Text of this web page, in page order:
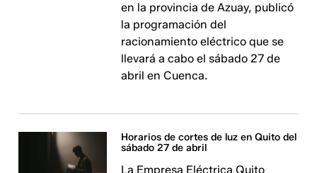
en la provincia de Azuay, publicó
la programación del
racionamiento eléctrico que se
llevará a cabo el sábado 27 de
abril en Cuenca.
Horarios de cortes de luz en Quito del
sábado 27 de abril
La Empresa Eléctrica Quito